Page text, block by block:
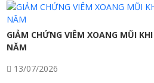
GIẢM CHỨNG VIÊM XOANG MŨI
NĂM
13/07/2026